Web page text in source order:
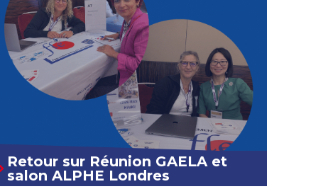
Retour sur Réunion GAELA et
salon ALPHE Londres